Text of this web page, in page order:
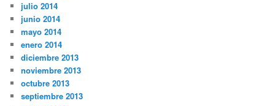
julio 2014
junio 2014
mayo 2014
enero 2014
diciembre 2013
noviembre 2013
octubre 2013
septiembre 2013